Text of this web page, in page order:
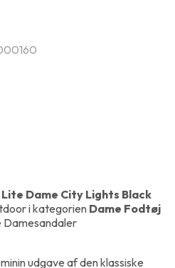
Dame City Lights Black
i kategorien Dame Fodtøj
Damesandaler
udgave af den klassiske